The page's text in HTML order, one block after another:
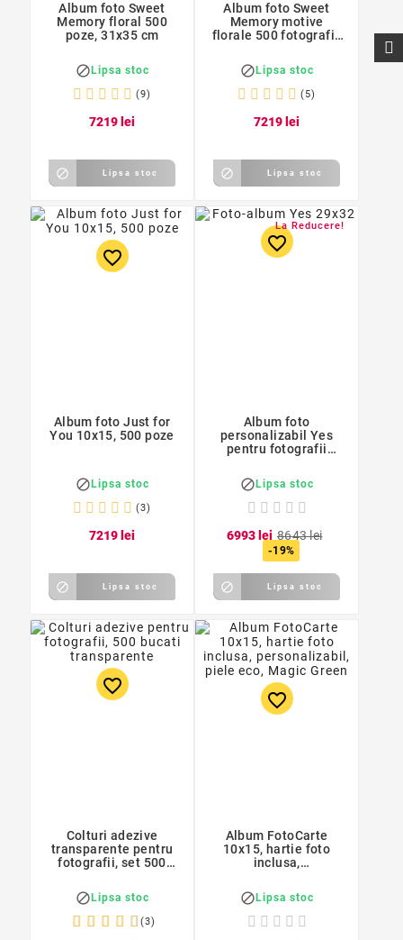
Album foto Sweet
Memory floral 500
poze, 31x35 cm
 Lipsa stoc
(9)
7219 lei
 Lipsa stoc
Album foto Sweet
Memory motive
florale 500 fotografii,
 Lipsa stoc
(5)
7219 lei
 Lipsa stoc
favorite_border
Album foto Just for
You 10x15, 500 poze
 Lipsa stoc
(3)
7219 lei
 Lipsa stoc
La Reducere!
favorite_border
Album foto
personalizabil Yes
pentru fotografii
29x32 cm
 Lipsa stoc
6993lei 8643lei
-19%
 Lipsa stoc
favorite_border
Colturi adezive
transparente pentru
fotografii, set 500
 Lipsa stoc
(3)
favorite_border
Album FotoCarte
10x15, hartie foto
inclusa,
ecologica, Magic
Green
 Lipsa stoc